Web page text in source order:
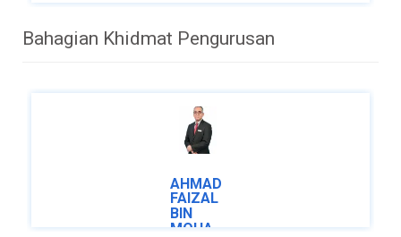
Bahagian Khidmat Pengurusan
AHMAD
FAIZAL
BIN
MOHAMAD